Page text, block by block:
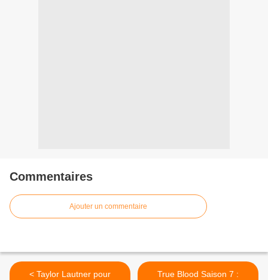
Commentaires
Ajouter un commentaire
< Taylor Lautner pour
True Blood Saison 7 :